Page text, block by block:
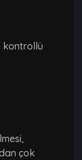
kontrollü
çok